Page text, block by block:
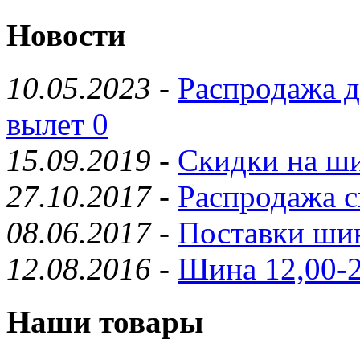
Новости
10.05.2023 - Распродажа
вылет 0
15.09.2019 - Скидки на
27.10.2017- Распродажа
08.06.2017- Поставки
12.08.2016 - Шина 12,00-
Наши товары